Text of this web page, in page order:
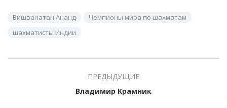
Вишванатан Ананд
Чемпионы мира по шахматам
шахматисты Индии
ПРЕДЫДУЩИЕ
Владимир Крамник